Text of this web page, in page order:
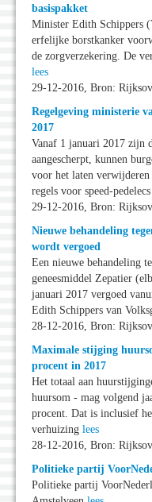
basispakket
Minister Edith Schippers
erfelijke borstkanker
de zorgverzekering. De
lees
29-12-2016, Bron:
Regelgeving ministerie
2017
Vanaf 1 januari 2017 zijn
aangescherpt, kunnen
voor het laten verwijderen
regels voor speed-pedelecs
29-12-2016, Bron:
Nieuwe behandeling
wordt vergoed
Een nieuwe behandeling
geneesmiddel Zepatier
januari 2017 vergoed
Edith Schippers van
28-12-2016, Bron:
Maximale stijging
procent in 2017
Het totaal aan
huursom - mag volgend
procent. Dat is inclusief
verhuizing lees
28-12-2016, Bron:
Politieke partij
Politieke partij